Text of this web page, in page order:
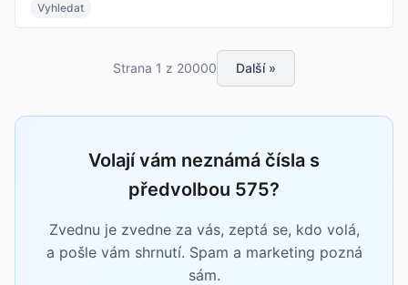
Vyhledat
Strana 1 z 20000 Další »
Volají vám neznámá čísla s
předvolbou 575?
Zvednu je zvedne za vás, zeptá se, kdo volá,
a pošle vám shrnutí. Spam a marketing pozná
sám.